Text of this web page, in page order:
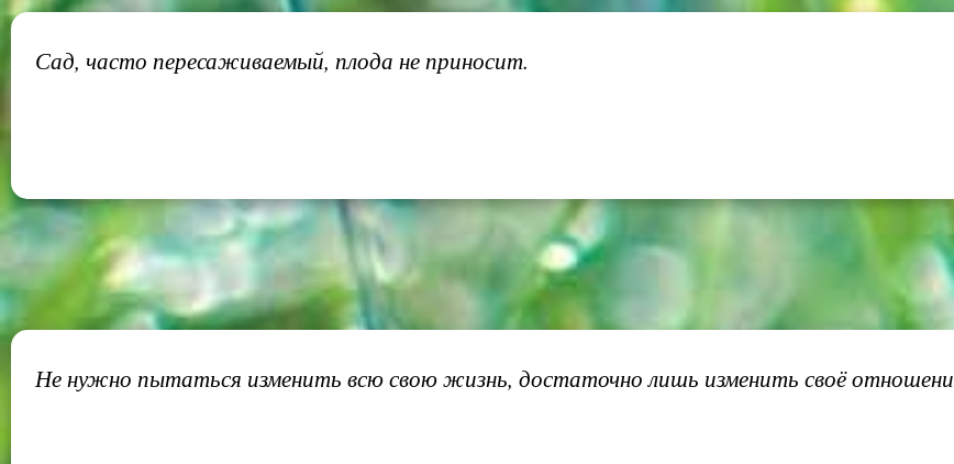
Сад, часто пересаживаемый, плода не приносит.
Не нужно пытаться изменить всю свою жизнь, достаточно лишь изменить своё